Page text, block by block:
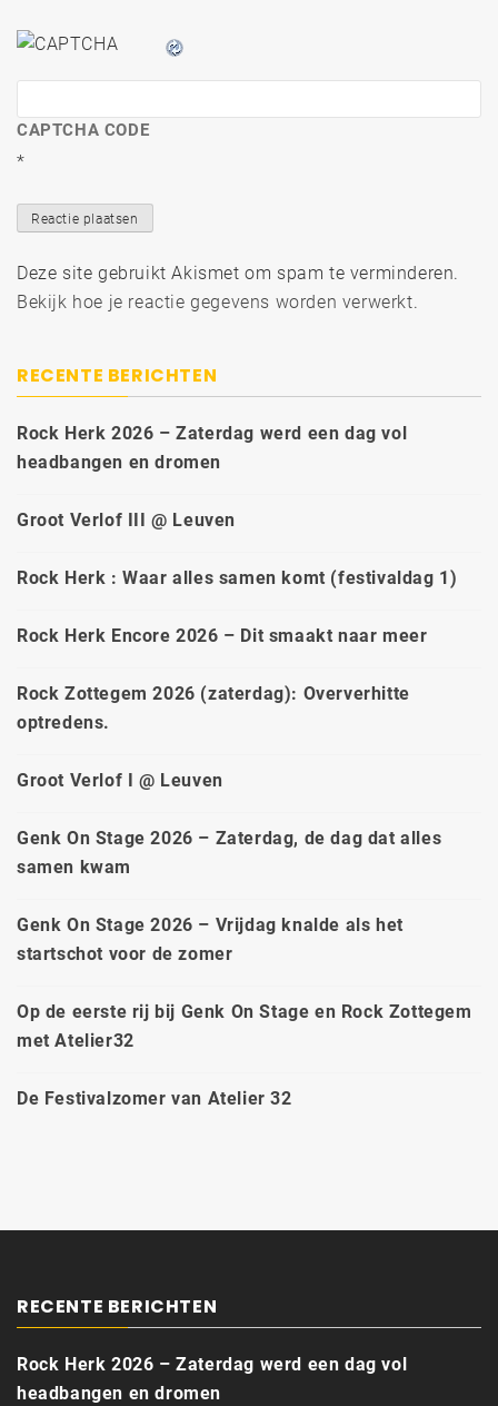
CAPTCHA CODE
*
Deze site gebruikt Akismet om spam te verminderen.
Bekijk hoe je reactie gegevens worden verwerkt.
RECENTE BERICHTEN
Rock Herk 2026 – Zaterdag werd een dag vol
headbangen en dromen
Groot Verlof III @ Leuven
Rock Herk : Waar alles samen komt (festivaldag 1)
Rock Herk Encore 2026 – Dit smaakt naar meer
Rock Zottegem 2026 (zaterdag): Oververhitte
optredens.
Groot Verlof I @ Leuven
Genk On Stage 2026 – Zaterdag, de dag dat alles
samen kwam
Genk On Stage 2026 – Vrijdag knalde als het
startschot voor de zomer
Op de eerste rij bij Genk On Stage en Rock Zottegem
met Atelier32
De Festivalzomer van Atelier 32
RECENTE BERICHTEN
Rock Herk 2026 – Zaterdag werd een dag vol
headbangen en dromen